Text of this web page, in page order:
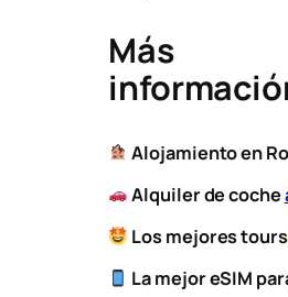
Más
Alojamiento en
Alquiler de coche
Los mejores tours
La mejor eSIM